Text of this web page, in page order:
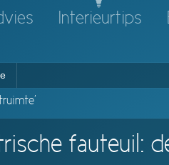
Interieurtips
fauteuil: